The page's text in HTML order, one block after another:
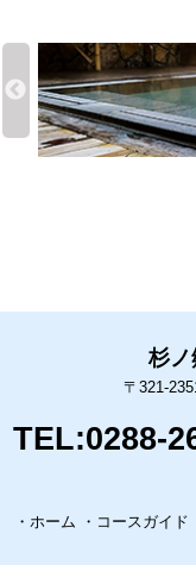
杉ノ
〒321-
TEL:0288-
・ホーム ・コースガイド